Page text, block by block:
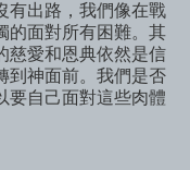
有出路，我們像在戰
的面對所有困難。其
慈愛和恩典依然是信
到神面前。我們是否
要自己面對這些肉體